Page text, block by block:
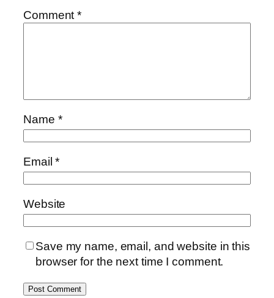
Comment*
Name *
Email*
Website
Save my name, email, and website in this
browser for the next time I comment.